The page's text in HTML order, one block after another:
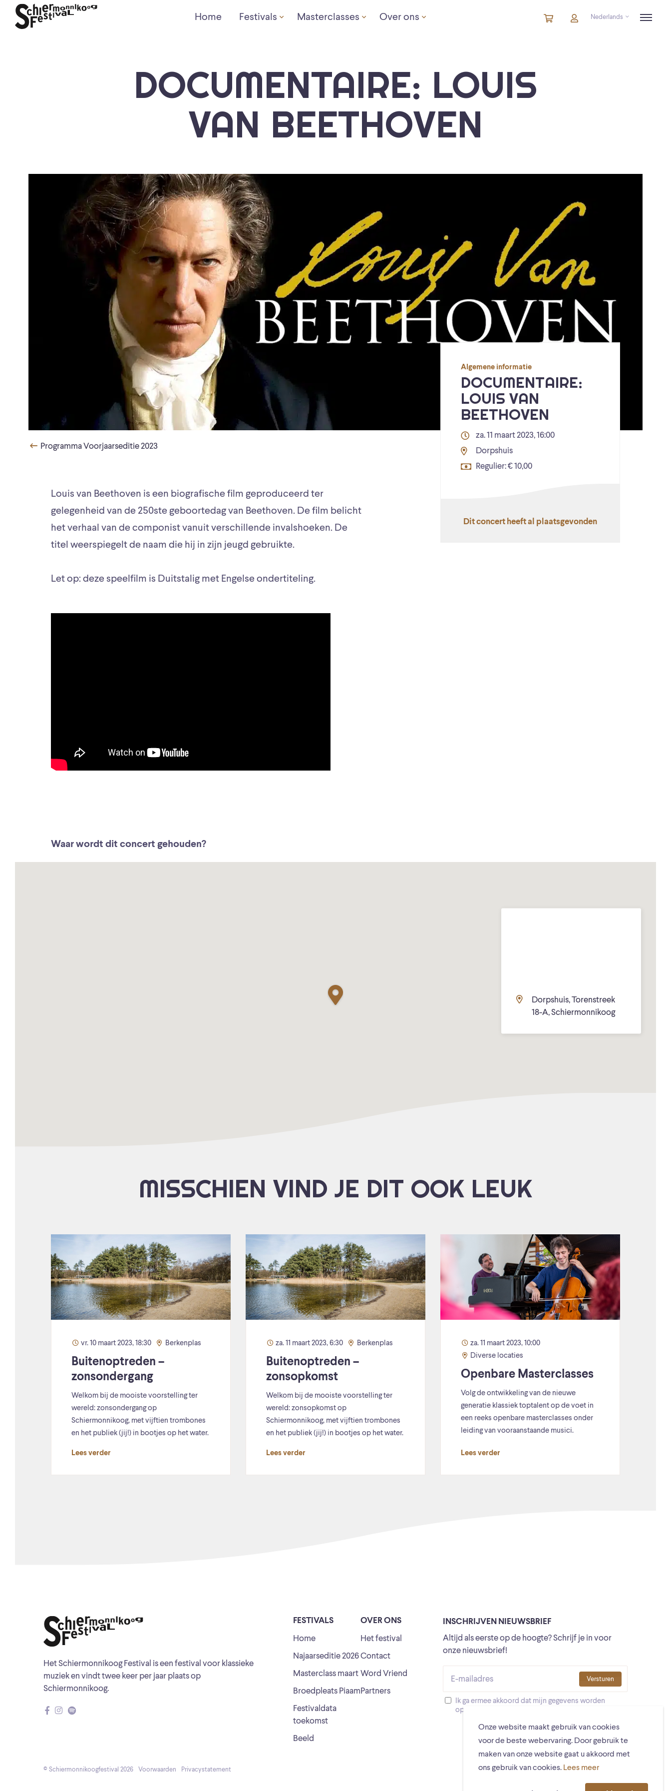
Onze website maakt gebruik van cookies
voor de beste webervaring. Door gebruik te
maken van onze website gaat u akkoord met
ons gebruik van cookies. Lees meer
Home Festivals Masterclasses Over ons Winkelmandje
artikelenAccountNederlands
DOCUMENTAIRE: LOUIS
VAN BEETHOVEN
Programma Voorjaarseditie 2023
Louis van Beethoven is een biografische film geproduceerd ter
gelegenheid van de 250ste geboortedag van Beethoven. De film belicht
het verhaal van de componist vanuit verschillende invalshoeken. De
titel weerspiegelt de naam die hij in zijn jeugd gebruikte.
Let op: deze speelfilm is Duitstalig met Engelse ondertiteling.
Algemene informatie
DOCUMENTAIRE:
LOUIS VAN
BEETHOVEN
za. 11 maart 2023, 16:00
Dorpshuis
Regulier: € 10,00
Dit concert heeft al plaatsgevonden
Waar wordt dit concert gehouden?
Dorpshuis, Torenstreek
18-A, Schiermonnikoog
MISSCHIEN VIND JE DIT OOK LEUK
vr. 10 maart 2023, 18:30 Berkenplas
Buitenoptreden –
zonsondergang
Welkom bij de mooiste voorstelling ter
wereld: zonsondergang op
Schiermonnikoog, met vijftien trombones
en het publiek (jij!) in bootjes op het water.
Lees verder
za. 11 maart 2023, 6:30 Berkenplas
Buitenoptreden –
zonsopkomst
Welkom bij de mooiste voorstelling ter
wereld: zonsopkomst op
Schiermonnikoog, met vijftien trombones
en het publiek (jij!) in bootjes op het water.
Lees verder
za. 11 maart 2023, 10:00
Diverse locaties
Openbare Masterclasses
Volg de ontwikkeling van de nieuwe
generatie klassiek toptalent op de voet in
een reeks openbare masterclasses onder
leiding van vooraanstaande musici.
Lees verder
Het Schiermonnikoog Festival is een festival voor klassieke
muziek en vindt twee keer per jaar plaats op
Schiermonnikoog.
FESTIVALS
Home
Najaarseditie 2026
Masterclass maart
Broedpleats Piaam
Festivaldata
toekomst
Beeld
OVER ONS
Het festival
Contact
Word Vriend
Partners
INSCHRIJVEN NIEUWSBRIEF
Altijd als eerste op de hoogte? Schrijf je in voor
onze nieuwsbrief!
Ik ga ermee akkoord dat mijn gegevens worden
opgeslagen
Versturen
© Schiermonnikoogfestival 2026 Voorwaarden Privacystatement